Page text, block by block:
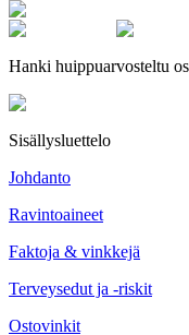
Hanki huippuarvosteltu
Sisällysluettelo
Johdanto
Ravintoaineet
Faktoja & vinkkejä
Terveysedut ja -riskit
Ostovinkit